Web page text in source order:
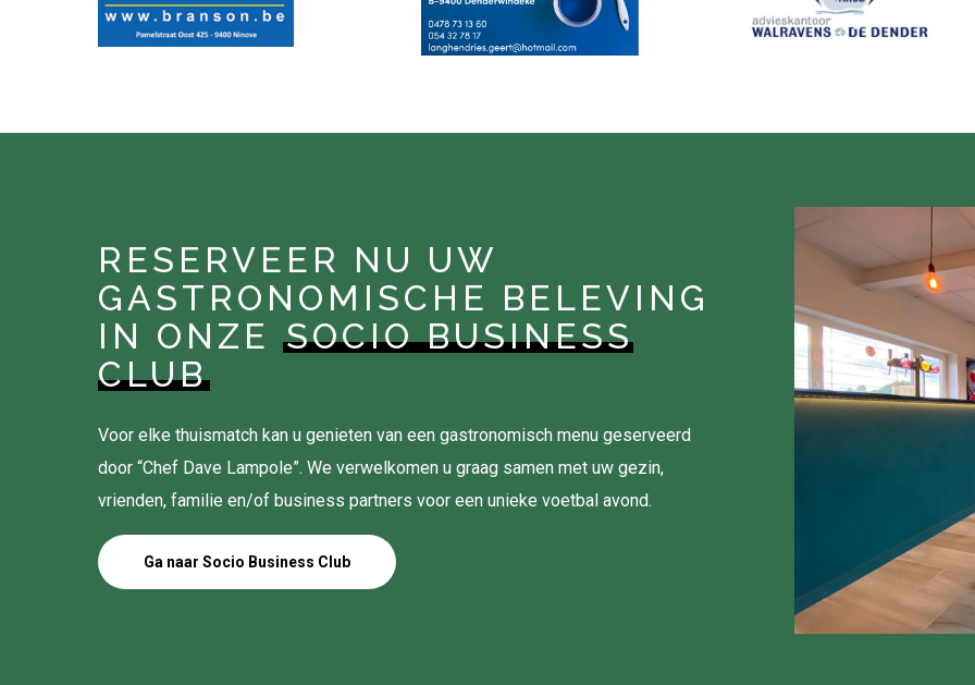
RESERVEER NU UW
GASTRONOMISCHE BELEVING
IN ONZESOCIO BUSINESS
CLUB
Voor elke thuismatch kan u genieten van een gastronomisch menu geserveerd
door “Chef Dave Lampole”. We verwelkomen u graag samen met uw gezin,
vrienden, familie en/of business partners voor een unieke voetbal avond.
Ga naar Socio Business Club